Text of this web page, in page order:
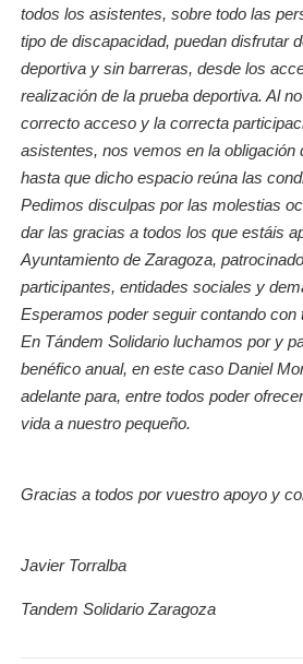
todos los asistentes, sobre todo las
tipo de discapacidad, puedan disfrutar
deportiva y sin barreras, desde los
realización de la prueba deportiva. Al
correcto acceso y la correcta
asistentes, nos vemos en la obligación
hasta que dicho espacio reúna las
Pedimos disculpas por las molestias
dar las gracias a todos los que estáis
Ayuntamiento de Zaragoza,
participantes, entidades sociales y
Esperamos poder seguir contando con
En Tándem Solidario luchamos por y
benéfico anual, en este caso Daniel
adelante para, entre todos poder
vida a nuestro pequeño.
Gracias a todos por vuestro apoyo y
Javier Torralba
Tandem Solidario Zaragoza